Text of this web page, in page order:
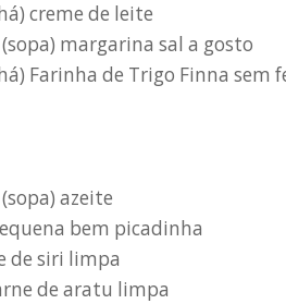
creme de leite
margarina sal a gosto
Farinha de Trigo Finna sem
azeite
bem picadinha
de siri limpa
de aratu limpa